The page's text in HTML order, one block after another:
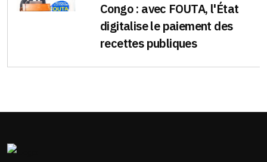
Congo : avec FOUTA, l'État
digitalise le paiement des
recettes publiques